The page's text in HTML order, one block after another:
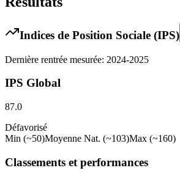
Indices de Position Sociale (IPS)
Dernière rentrée mesurée: 2024-2025
IPS Global
87.0
Défavorisé
Min (~50)Moyenne Nat. (~103)Max (~160)
Classements et performances